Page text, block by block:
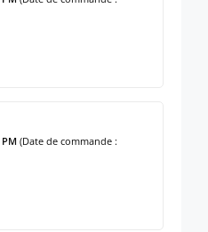
(Date de commande :